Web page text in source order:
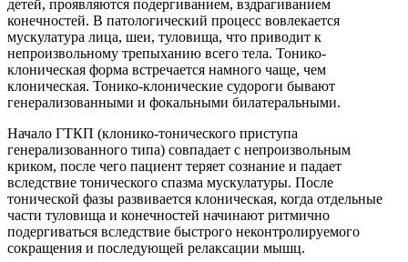
детей, проявляются подергиванием, вздрагиванием
конечностей. В патологический процесс вовлекается
мускулатура лица, шеи, туловища, что приводит к
непроизвольному трепыханию всего тела. Тонико-
клоническая форма встречается намного чаще, чем
клоническая. Тонико-клонические судороги бывают
генерализованными и фокальными билатеральными.
Начало ГТКП (клонико-тонического приступа
генерализованного типа) совпадает с непроизвольным
криком, после чего пациент теряет сознание и падает
вследствие тонического спазма мускулатуры. После
тонической фазы развивается клоническая, когда отдельные
части туловища и конечностей начинают ритмично
подергиваться вследствие быстрого неконтролируемого
сокращения и последующей релаксации мышц.